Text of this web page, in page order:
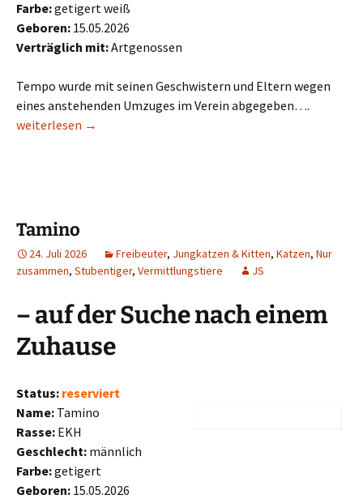
Farbe:getigert weiß
Geboren: 15.05.2026
Verträglich mit:Artgenossen
Tempo wurde mit seinen Geschwistern und Eltern wegen
eines anstehenden Umzuges im Verein abgegeben….
Tempo
weiterlesen →
Tamino
24. Juli 2026 Freibeuter, Jungkatzen & Kitten, Katzen, Nur
zusammen, Stubentiger, Vermittlungstiere JS
– auf der Suche nach einem
Zuhause
Status: reserviert
Name: Tamino
Rasse: EKH
Geschlecht: männlich
Farbe:getigert
Geboren: 15.05.2026